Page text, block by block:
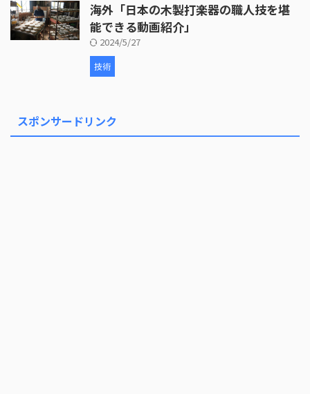
海外「日本の木製打楽器の職人技を堪
能できる動画紹介」
2024/5/27
技術
スポンサードリンク